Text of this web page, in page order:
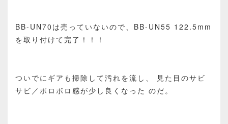
BB-UN70は売っていないので、BB-UN55 122.5mm
を取り付けて完了！！！
ついでにギアも掃除して汚れを流し、 見た目のサビ
サビ／ボロボロ感が少し良くなった のだ。